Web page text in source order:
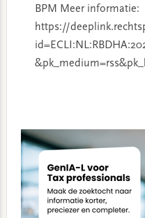
BPM Meer informatie:
https://
Sidebar